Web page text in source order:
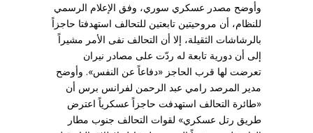
وأوضح مصدر عسكري سوري، وفق الإعلام الرسمي
للنظام، أن مروحيتين تابعتين للتحالف استهدفتا حاجزاً
بالرشاشات الثقيلة، إلا أن التحالف نفى الأمر مشيراً
إلى أن دورية تابعة له ردّت على مصادر نيران
تعرضت لها قرب الحاجز «دفاعاً عن النفس». وأوضح
مدير المرصد رامي عبد الرحمن لفرانس برس أن
«طائرة التحالف استهدفت حاجزاً عسكرياً اعترض
طريق رتل عسكري» لقوات التحالف جنوب مطار